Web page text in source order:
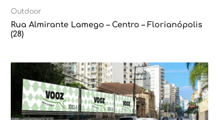
Outdoor
Rua Almirante Lamego – Centro – Florianópolis
(28)